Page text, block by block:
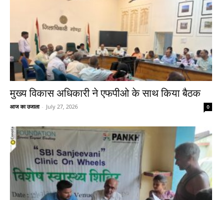
मुख्य विकास अधिकारी ने एफपीओ के साथ किया बैठक
आज का उजाला - July 27, 2026 0